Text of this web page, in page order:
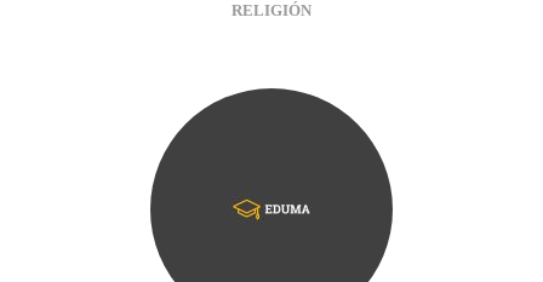
RELIGIÓN